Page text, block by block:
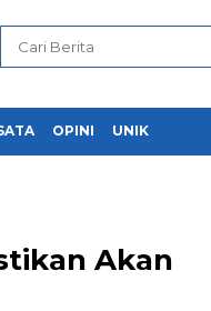
OPINI UNIK
Akan